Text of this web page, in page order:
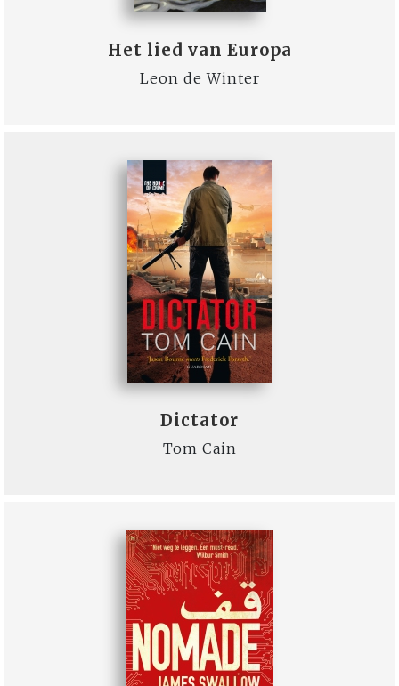
Het lied van Europa
Leon de Winter
Dictator
Tom Cain